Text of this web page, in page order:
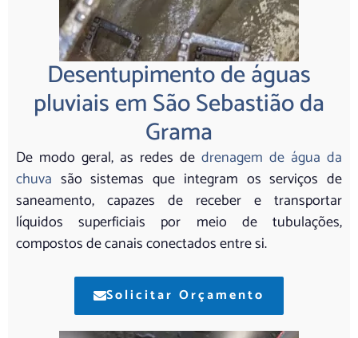
Desentupimento de águas
pluviais em São Sebastião da
Grama
De modo geral, as redes de drenagem de água da
chuva são sistemas que integram os serviços de
saneamento, capazes de receber e transportar
líquidos superficiais por meio de tubulações,
compostos de canais conectados entre si.
Solicitar Orçamento